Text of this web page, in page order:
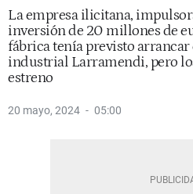
La empresa ilicitana,
inversión de 20 millones de
fábrica tenía previsto arrancar
industrial Larramendi, pero
estreno
20 mayo, 2024 05:00